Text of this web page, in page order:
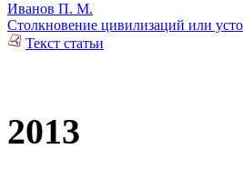
Иванов П. М.
Столкновение цивилизаций или
Текст статьи
2013